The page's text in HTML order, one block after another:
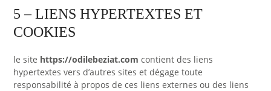
5 – LIENS HYPERTEXTES ET
COOKIES
le site https://odilebeziat.com contient des liens
hypertextes vers d’autres sites et dégage toute
responsabilité à propos de ces liens externes ou des liens